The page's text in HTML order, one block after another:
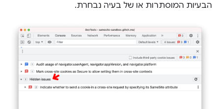
הבעיות המוסתרות או של בעיה נבחרת.